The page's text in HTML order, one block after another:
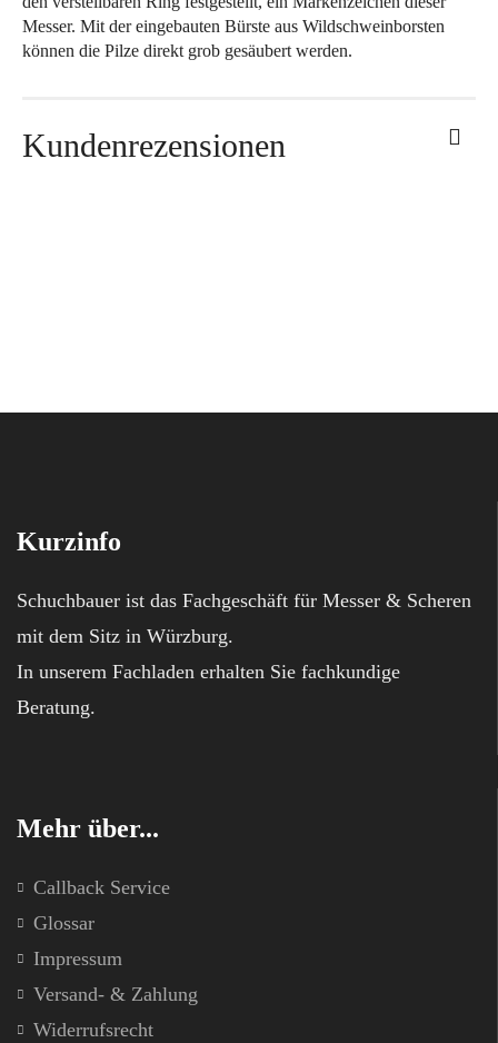
Messer. Mit der eingebauten Bürste aus Wildschweinborsten
können die Pilze direkt grob gesäubert werden.
Kundenrezensionen
Kurzinfo
Schuchbauer ist das Fachgeschäft für Messer & Scheren
mit dem Sitz in Würzburg.
In unserem Fachladen erhalten Sie fachkundige
Beratung.
Mehr über...
Callback Service
Glossar
Impressum
Versand- & Zahlung
Widerrufsrecht